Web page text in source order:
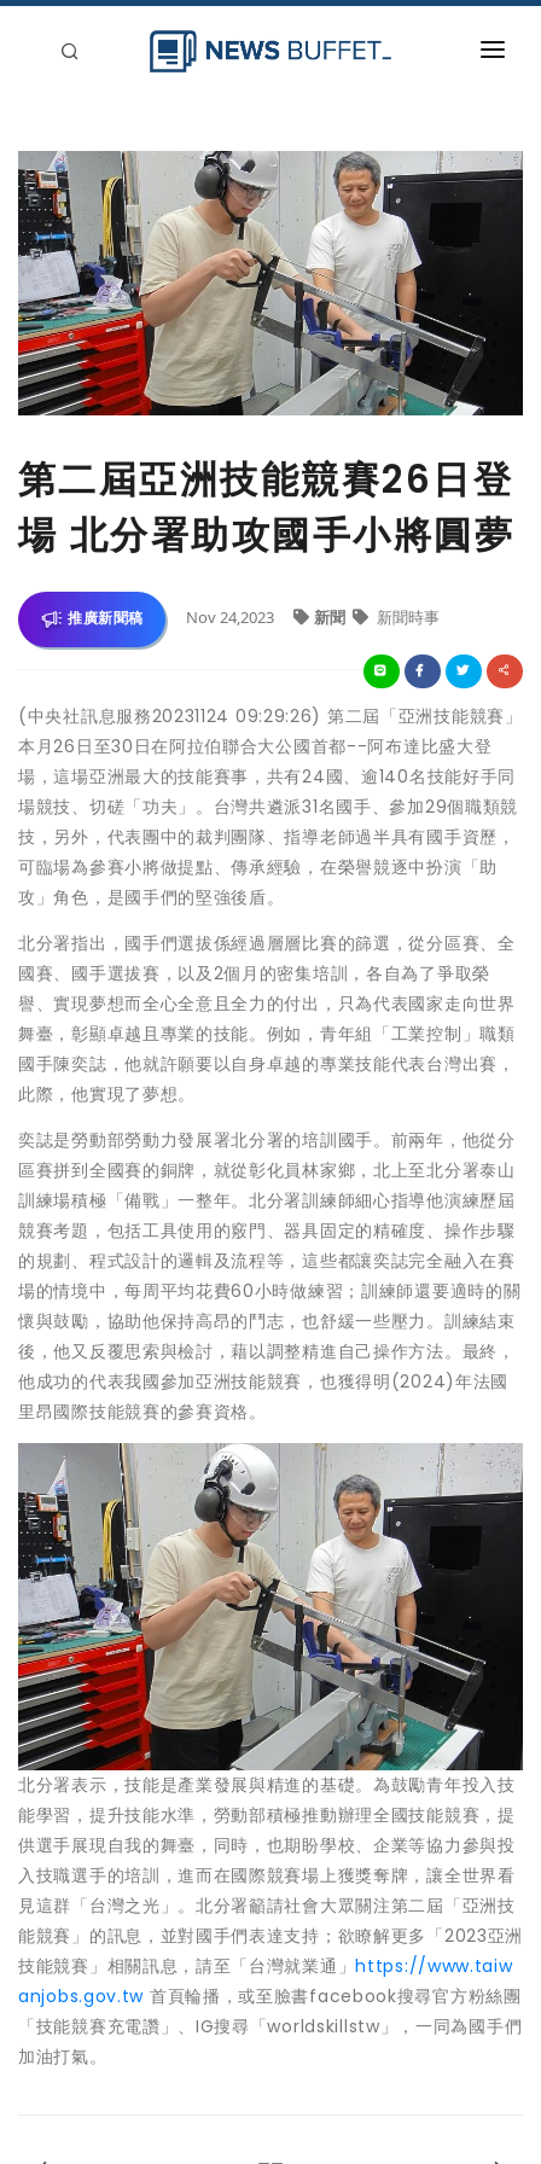
新聞稿分類
登入
刊登
第二屆亞洲技能競賽26日登
場 北分署助攻國手小將圓夢
推廣新聞稿 Nov 24,2023 新聞 新聞時事
(中央社訊息服務20231124 09:29:26) 第二屆「亞洲技能競賽」
本月26日至30日在阿拉伯聯合大公國首都--阿布達比盛大登
場，這場亞洲最大的技能賽事，共有24國、逾140名技能好手同
場競技、切磋「功夫」。台灣共遴派31名國手、參加29個職類競
技，另外，代表團中的裁判團隊、指導老師過半具有國手資歷，
可臨場為參賽小將做提點、傳承經驗，在榮譽競逐中扮演「助
攻」角色，是國手們的堅強後盾。
北分署指出，國手們選拔係經過層層比賽的篩選，從分區賽、全
國賽、國手選拔賽，以及2個月的密集培訓，各自為了爭取榮
譽、實現夢想而全心全意且全力的付出，只為代表國家走向世界
舞臺，彰顯卓越且專業的技能。例如，青年組「工業控制」職類
國手陳奕誌，他就許願要以自身卓越的專業技能代表台灣出賽，
此際，他實現了夢想。
奕誌是勞動部勞動力發展署北分署的培訓國手。前兩年，他從分
區賽拼到全國賽的銅牌，就從彰化員林家鄉，北上至北分署泰山
訓練場積極「備戰」一整年。北分署訓練師細心指導他演練歷屆
競賽考題，包括工具使用的竅門、器具固定的精確度、操作步驟
的規劃、程式設計的邏輯及流程等，這些都讓奕誌完全融入在賽
場的情境中，每周平均花費60小時做練習；訓練師還要適時的關
懷與鼓勵，協助他保持高昂的鬥志，也舒緩一些壓力。訓練結束
後，他又反覆思索與檢討，藉以調整精進自己操作方法。最終，
他成功的代表我國參加亞洲技能競賽，也獲得明(2024)年法國
里昂國際技能競賽的參賽資格。
北分署表示，技能是產業發展與精進的基礎。為鼓勵青年投入技
能學習，提升技能水準，勞動部積極推動辦理全國技能競賽，提
供選手展現自我的舞臺，同時，也期盼學校、企業等協力參與投
入技職選手的培訓，進而在國際競賽場上獲獎奪牌，讓全世界看
見這群「台灣之光」。北分署籲請社會大眾關注第二屆「亞洲技
能競賽」的訊息，並對國手們表達支持；欲瞭解更多「2023亞洲
技能競賽」相關訊息，請至「台灣就業通」https://www.taiw
anjobs.gov.tw 首頁輪播，或至臉書facebook搜尋官方粉絲團
「技能競賽充電讚」、IG搜尋「worldskillstw」，一同為國手們
加油打氣。